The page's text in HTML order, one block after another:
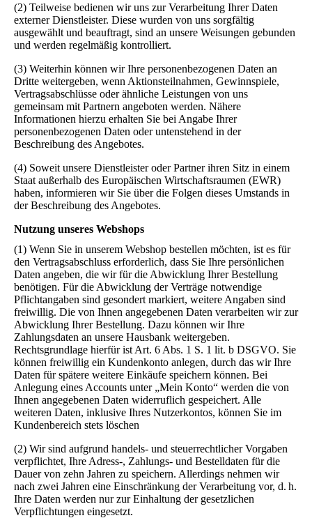
(2) Teilweise bedienen wir uns zur Verarbeitung Ihrer Daten
externer Dienstleister. Diese wurden von uns sorgfältig
ausgewählt und beauftragt, sind an unsere Weisungen gebunden
und werden regelmäßig kontrolliert.
(3) Weiterhin können wir Ihre personenbezogenen Daten an
Dritte weitergeben, wenn Aktionsteilnahmen, Gewinnspiele,
Vertragsabschlüsse oder ähnliche Leistungen von uns
gemeinsam mit Partnern angeboten werden. Nähere
Informationen hierzu erhalten Sie bei Angabe Ihrer
personenbezogenen Daten oder untenstehend in der
Beschreibung des Angebotes.
(4) Soweit unsere Dienstleister oder Partner ihren Sitz in einem
Staat außerhalb des Europäischen Wirtschaftsraumen (EWR)
haben, informieren wir Sie über die Folgen dieses Umstands in
der Beschreibung des Angebotes.
Nutzung unseres Webshops
(1) Wenn Sie in unserem Webshop bestellen möchten, ist es für
den Vertragsabschluss erforderlich, dass Sie Ihre persönlichen
Daten angeben, die wir für die Abwicklung Ihrer Bestellung
benötigen. Für die Abwicklung der Verträge notwendige
Pflichtangaben sind gesondert markiert, weitere Angaben sind
freiwillig. Die von Ihnen angegebenen Daten verarbeiten wir zur
Abwicklung Ihrer Bestellung. Dazu können wir Ihre
Zahlungsdaten an unsere Hausbank weitergeben.
Rechtsgrundlage hierfür ist Art. 6 Abs. 1 S. 1 lit. b DSGVO. Sie
können freiwillig ein Kundenkonto anlegen, durch das wir Ihre
Daten für spätere weitere Einkäufe speichern können. Bei
Anlegung eines Accounts unter „Mein Konto“ werden die von
Ihnen angegebenen Daten widerruflich gespeichert. Alle
weiteren Daten, inklusive Ihres Nutzerkontos, können Sie im
Kundenbereich stets löschen
(2) Wir sind aufgrund handels- und steuerrechtlicher Vorgaben
verpflichtet, Ihre Adress-, Zahlungs- und Bestelldaten für die
Dauer von zehn Jahren zu speichern. Allerdings nehmen wir
nach zwei Jahren eine Einschränkung der Verarbeitung vor, d. h.
Ihre Daten werden nur zur Einhaltung der gesetzlichen
Verpflichtungen eingesetzt.